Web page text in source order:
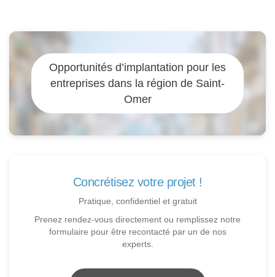
Opportunités d’implantation pour les
entreprises dans la région de Saint-
Omer
Concrétisez votre projet !
Pratique, confidentiel et gratuit
Prenez rendez-vous directement ou remplissez notre
formulaire pour être recontacté par un de nos
experts.